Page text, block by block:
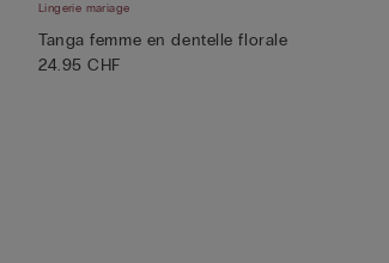
Lingerie mariage
Tanga femme en dentelle florale
24.95 CHF